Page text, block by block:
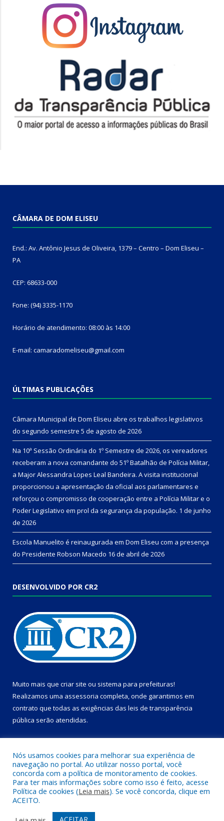
CÂMARA DE DOM ELISEU
End.: Av. Antônio Jesus de Oliveira, 1379 – Centro – Dom Eliseu –
PA
CEP: 68633-000
Fone: (94) 3335-1170
Horário de atendimento: 08:00 às 14:00
E-mail: camaradomeliseu@gmail.com
ÚLTIMAS PUBLICAÇÕES
Câmara Municipal de Dom Eliseu abre os trabalhos legislativos
do segundo semestre 5 de agosto de 2026
Na 10ª Sessão Ordinária do 1º Semestre de 2026, os vereadores
receberam a nova comandante do 51º Batalhão de Polícia Militar,
a Major Alessandra Lopes Leal Bandeira. A visita institucional
proporcionou a apresentação da oficial aos parlamentares e
reforçou o compromisso de cooperação entre a Polícia Militar e o
Poder Legislativo em prol da segurança da população. 1 de junho
de 2026
Escola Manuelito é reinaugurada em Dom Eliseu com a presença
do Presidente Robson Macedo 16 de abril de 2026
DESENVOLVIDO POR CR2
Muito mais que criar site ou sistema para prefeituras!
Realizamos uma assessoria completa, onde garantimos em
contrato que todas as exigências das leis de transparência
pública serão atendidas.
Todos os direitos reservados a Câmara Municipal de Dom Eliseu.
Mapa do Site Acessar Área Administrativa
Nós usamos cookies para melhorar sua experiência de
navegação no portal. Ao utilizar nosso portal, você
concorda com a política de monitoramento de cookies.
Para ter mais informações sobre como isso é feito, acesse
Política de cookies (Leia mais). Se você concorda, clique em
ACEITO.